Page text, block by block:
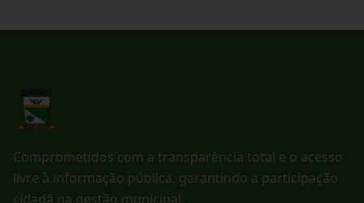
Comprometidos com a transparência total e o acesso
livre à informação pública, garantindo a participação
cidadã na gestão municipal.